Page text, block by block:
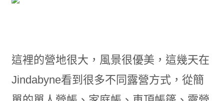
這裡的營地很大，風景很優美，這幾天在
Jindabyne看到很多不同露營方式，從簡